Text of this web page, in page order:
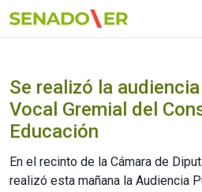
Ir al menú principal
Se realizó la
Vocal Gremial del
Educación
En el recinto de la Cámara de
realizó esta mañana la Audiencia